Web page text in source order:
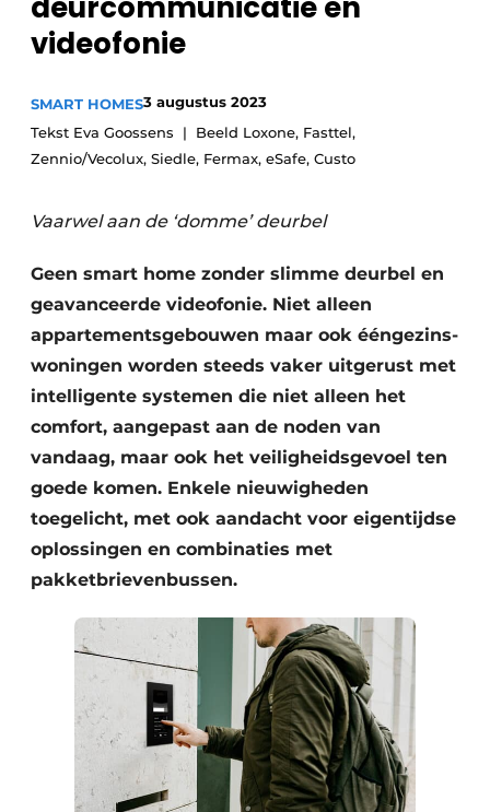
Vacature aanmelden
Video’s
Sanitair
Binnenklimaat
Ventilatie
Warmtepompen
videofonie
SMART HOMES3 augustus 2023
Tekst Eva Goossens | Beeld Loxone, Fasttel,
Zennio/Vecolux, Siedle, Fermax, eSafe, Custo
Vaarwel aan de ‘domme’ deurbel
Geen smart home zonder slimme deurbel en
geavanceerde videofonie. Niet alleen
appartementsgebouwen maar ook ééngezins­
woningen worden steeds vaker uitgerust met
intelligente systemen die niet alleen het
comfort, aangepast aan de noden van
vandaag, maar ook het veiligheidsgevoel ten
goede komen. Enkele nieuwigheden
toegelicht, met ook aandacht voor eigentijdse
oplossingen en combinaties met
pakketbrievenbussen.